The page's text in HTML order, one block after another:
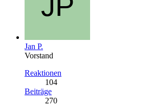
Jan P.
Vorstand
Reaktionen
104
Beiträge
270